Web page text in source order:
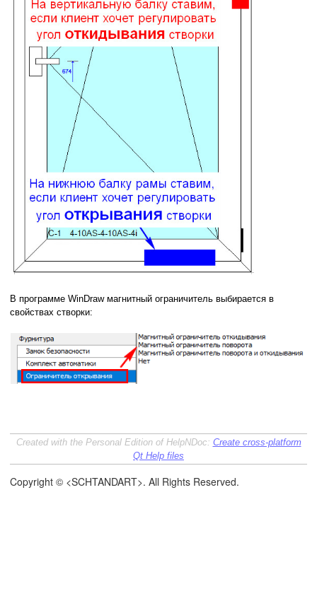
В программе WinDraw магнитный ограничитель выбирается в
свойствах створки:
Created with the Personal Edition of HelpNDoc: Create cross-platform
Qt Help files
Copyright © <SCHTANDART>. All Rights Reserved.